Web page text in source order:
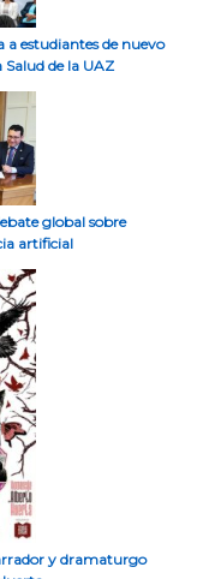
estudiantes de nuevo
Salud de la UAZ
global sobre
artificial
y dramaturgo